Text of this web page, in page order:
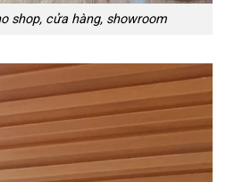
shop, cửa hàng, showroom